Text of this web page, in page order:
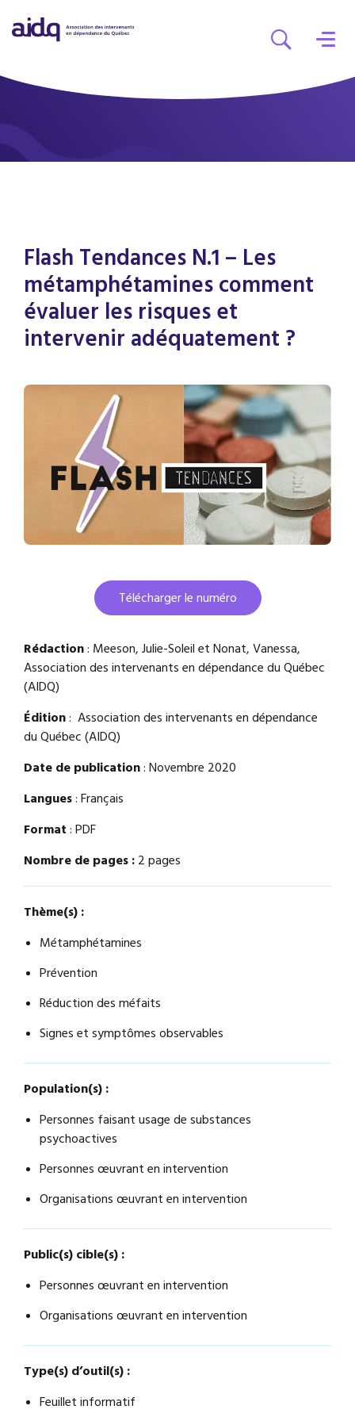
Flash Tendances N.1 – Les
métamphétamines comment
évaluer les risques et
intervenir adéquatement ?
Télécharger le numéro
Rédaction: Meeson, Julie-Soleil et Nonat, Vanessa,
Association des intervenants en dépendance du Québec
(AIDQ)
Édition: Association des intervenants en dépendance
du Québec (AIDQ)
Date de publication: Novembre 2020
Langues: Français
Format : PDF
Nombre de pages : 2 pages
Thème(s) :
Métamphétamines
Prévention
Réduction des méfaits
Signes et symptômes observables
Population(s) :
Personnes faisant usage de substances
psychoactives
Personnes œuvrant en intervention
Organisations œuvrant en intervention
Public(s) cible(s) :
Personnes œuvrant en intervention
Organisations œuvrant en intervention
Type(s) d’outil(s) :
Feuillet informatif